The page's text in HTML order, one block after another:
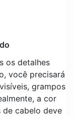
os detalhes
você precisará
grampos
a cor
de cabelo deve